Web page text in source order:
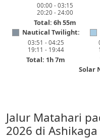
00:00 - 03:15
20:20 - 24:00
Total: 6h 55m
Nautical Twilight:
03:51 - 04:25
19:11 - 19:44
Total: 1h 7m
Solar
Jalur Matahari
2026 di Ashikaga